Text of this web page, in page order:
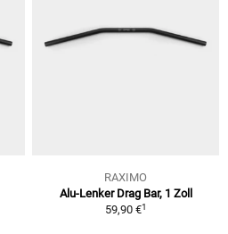
RAXIMO
Alu-Lenker Drag Bar, 1 Zoll
59,90 €1